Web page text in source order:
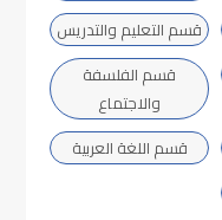
قسم التعليم والتدريس
قسم الفلسفة
والاجتماع
قسم اللغة العربية